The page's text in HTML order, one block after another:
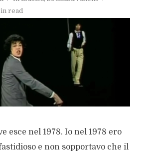
read
esce nel 1978. Io nel 1978 ero
e non sopportavo che il